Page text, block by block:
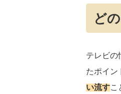
ど
テレビの
たポイン
い流すこ